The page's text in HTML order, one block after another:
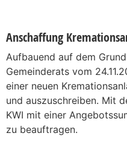
Anschaffung
Aufbauend auf dem
Gemeinderats vom
einer neuen
und auszuschreiben. Mit
KWI mit einer
zu beauftragen.